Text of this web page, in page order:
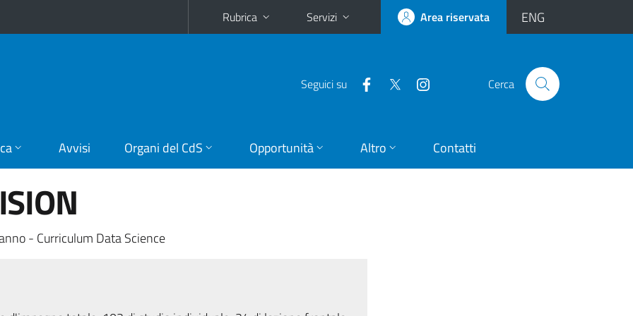
Rubrica Servizi Area riservata ENG
Seguici su Cerca
Avvisi Organi del CdS Opportunità Altro Contatti
- Curriculum Data Science